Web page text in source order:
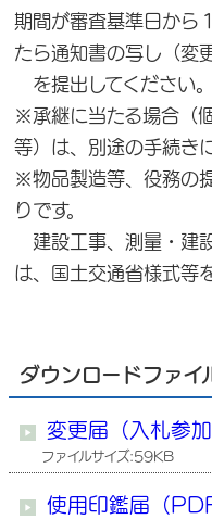
期間が審査基準日から
たら通知書の写し（変
を提出してください。
※承継に当たる場合（
等）は、別途の手続き
※物品製造等、役務の
りです。
建設工事、測量・建
は、国土交通省様式等
ダウンロードファイ
変更届（入札参
ファイルサイズ:59KB
使用印鑑届（